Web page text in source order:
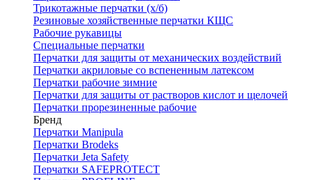
Трикотажные перчатки (х/б)
Резиновые хозяйственные перчатки КЩС
Рабочие рукавицы
Специальные перчатки
Перчатки для защиты от механических воздействий
Перчатки акриловые со вспененным латексом
Перчатки рабочие зимние
Перчатки для защиты от растворов кислот и щелочей
Перчатки прорезиненные рабочие
Бренд
Перчатки Manipula
Перчатки Brodeks
Перчатки Jeta Safety
Перчатки SAFEPROTECT